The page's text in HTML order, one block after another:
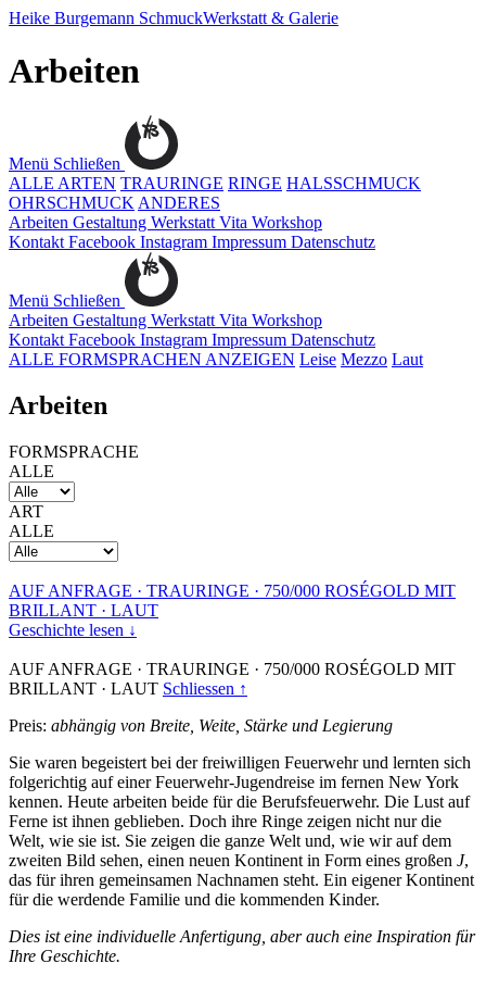
Heike Burgemann SchmuckWerkstatt & Galerie
Arbeiten
Menü Schließen
ALLE ARTEN TRAURINGE RINGE HALSSCHMUCK
OHRSCHMUCK ANDERES
Arbeiten Gestaltung Werkstatt Vita Workshop
Kontakt Facebook Instagram Impressum Datenschutz
Menü Schließen
Arbeiten Gestaltung Werkstatt Vita Workshop
Kontakt Facebook Instagram Impressum Datenschutz
ALLE FORMSPRACHEN ANZEIGEN Leise Mezzo Laut
Arbeiten
FORMSPRACHE
ALLE
ART
ALLE
AUF ANFRAGE · TRAURINGE · 750/000 ROSÉGOLD MIT
BRILLANT · LAUT
Geschichte lesen ↓
AUF ANFRAGE · TRAURINGE · 750/000 ROSÉGOLD MIT
BRILLANT · LAUT Schliessen ↑
Preis: abhängig von Breite, Weite, Stärke und Legierung
Sie waren begeistert bei der freiwilligen Feuerwehr und lernten sich
folgerichtig auf einer Feuerwehr-Jugendreise im fernen New York
kennen. Heute arbeiten beide für die Berufsfeuerwehr. Die Lust auf
Ferne ist ihnen geblieben. Doch ihre Ringe zeigen nicht nur die
Welt, wie sie ist. Sie zeigen die ganze Welt und, wie wir auf dem
zweiten Bild sehen, einen neuen Kontinent in Form eines großen J,
das für ihren gemeinsamen Nachnamen steht. Ein eigener Kontinent
für die werdende Familie und die kommenden Kinder.
Dies ist eine individuelle Anfertigung, aber auch eine Inspiration für
Ihre Geschichte.